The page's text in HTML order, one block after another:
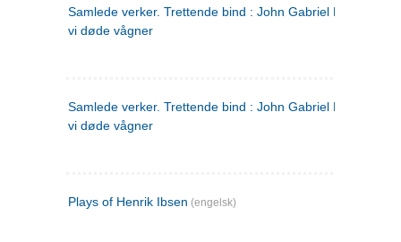
Samlede verker. Trettende bind : John Gabriel Borkman ;
vi døde vågner
Samlede verker. Trettende bind : John Gabriel Borkman ;
vi døde vågner
Plays of Henrik Ibsen (engelsk)